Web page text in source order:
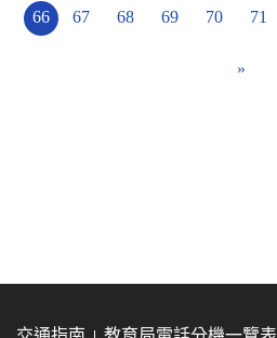
66 67 68 69 70 71
»